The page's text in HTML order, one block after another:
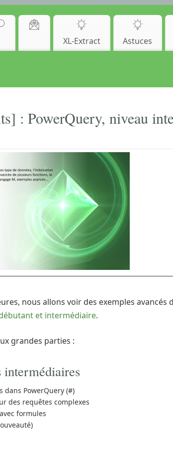
XL-Extract Astuces
: PowerQuery, niveau
nous allons voir des exemples
et intermédiaire.
grandes parties :
intermédiaires
dans PowerQuery (#)
des requêtes complexes
formules